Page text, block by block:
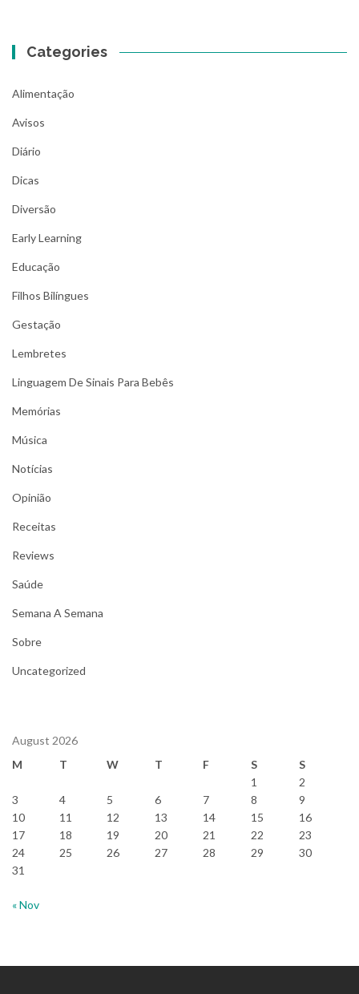
Categories
Alimentação
Avisos
Diário
Dicas
Diversão
Early Learning
Educação
Filhos Bilíngues
Gestação
Lembretes
Linguagem De Sinais Para Bebês
Memórias
Música
Notícias
Opinião
Receitas
Reviews
Saúde
Semana A Semana
Sobre
Uncategorized
August 2026
M
T W T F S
S
1
2
3
4 5 6 7 8
9
10
11 12 13 14 15
16
17
18 19 20 21 22
23
24
25 26 27 28 29
30
31
« Nov